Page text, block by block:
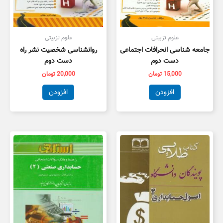
علوم تزبیتی
جامعه شناسی انحرافات اجتماعی
دست دوم
15,000 تومان
افزودن
علوم تزبیتی
روانشناسی شخصیت نشر راه
دست دوم
20,000تومان
افزودن